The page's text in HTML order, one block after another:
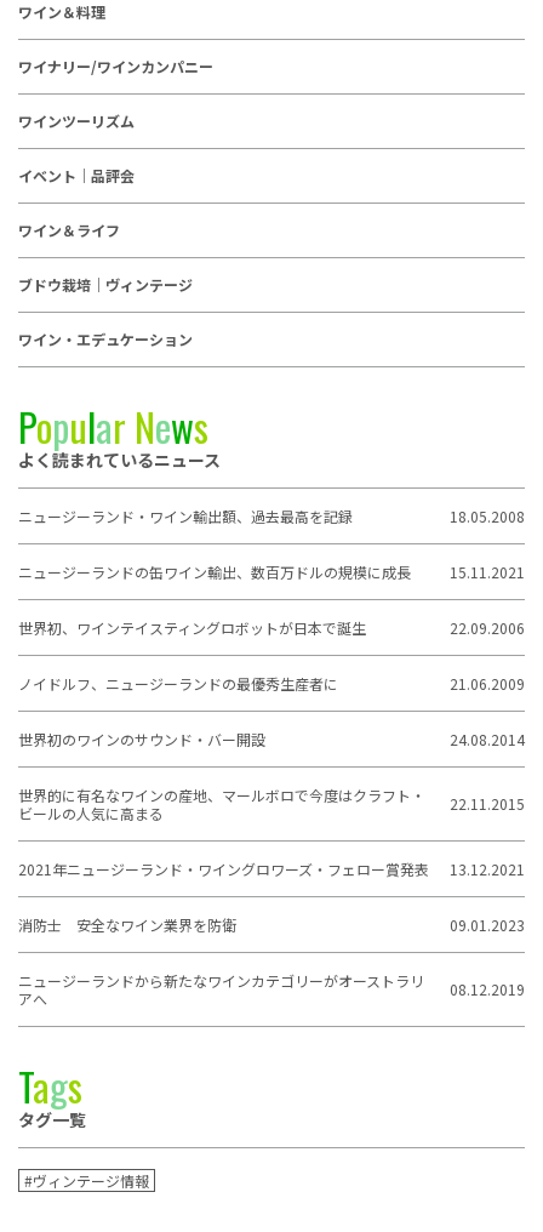
ワイン＆料理
ワイナリー/ワインカンパニー
ワインツーリズム
イベント｜品評会
ワイン＆ライフ
ブドウ栽培｜ヴィンテージ
ワイン・エデュケーション
Popular News
よく読まれているニュース
ニュージーランド・ワイン輸出額、過去最高を記録 18.05.2008
ニュージーランドの缶ワイン輸出、数百万ドルの規模に成長 15.11.2021
世界初、ワインテイスティングロボットが日本で誕生 22.09.2006
ノイドルフ、ニュージーランドの最優秀生産者に 21.06.2009
世界初のワインのサウンド・バー開設 24.08.2014
世界的に有名なワインの産地、マールボロで今度はクラフト・
ビールの人気に高まる
22.11.2015
2021年ニュージーランド・ワイングロワーズ・フェロー賞発表 13.12.2021
消防士 安全なワイン業界を防衛 09.01.2023
ニュージーランドから新たなワインカテゴリーがオーストラリ
アへ
08.12.2019
Tags
タグ一覧
#ヴィンテージ情報